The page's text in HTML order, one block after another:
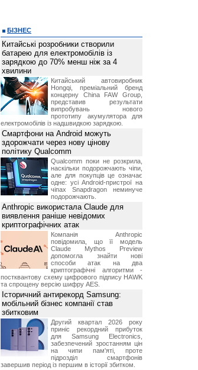
БІЗНЕС
Китайські розробники створили
батарею для електромобілів із
зарядкою до 70% менш ніж за 4
хвилини
Китайський автовиробник
Hongqi, преміальний бренд
концерну China FAW Group,
представив результати
випробувань нового
прототипу акумулятора для
електромобілів із надшвидкою зарядкою.
Смартфони на Android можуть
здорожчати через нову цінову
політику Qualcomm
Qualcomm поки не розкрила,
наскільки подорожчають чіпи,
але для покупців це означає
одне: усі Android-пристрої на
чіпах Snapdragon неминуче
подорожчають.
Anthropic використала Claude для
виявлення раніше невідомих
криптографічних атак
Компанія Anthropic
повідомила, що її модель
Claude Mythos Preview
допомогла знайти нові
способи атак на два
криптографічні алгоритми -
постквантову схему цифрового підпису HAWK
та спрощену версію шифру AES.
Історичний антирекорд Samsung:
мобільний бізнес компанії став
збитковим
Другий квартал 2026 року
приніс рекордний прибуток
для Samsung Electronics,
забезпечений зростанням цін
на чипи пам'яті, проте
підрозділ смартфонів
завершив період із першим в історії збитком.